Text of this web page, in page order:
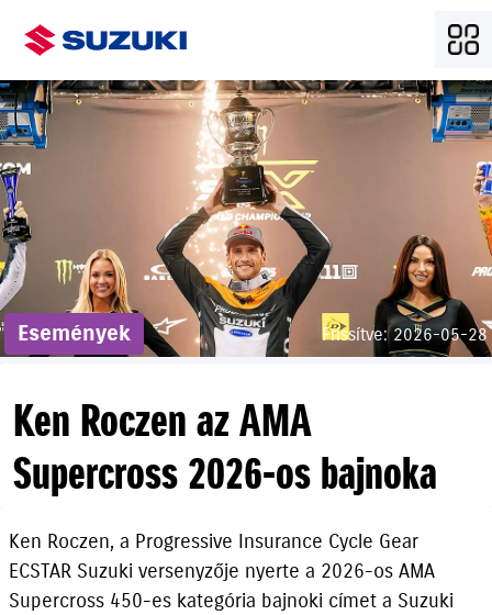
Események Frissítve: 2026-05-28
Ken Roczen az AMA
Supercross 2026-os bajnoka
Ken Roczen, a Progressive Insurance Cycle Gear
ECSTAR Suzuki versenyzője nyerte a 2026-os AMA
Supercross 450-es kategória bajnoki címet a Suzuki